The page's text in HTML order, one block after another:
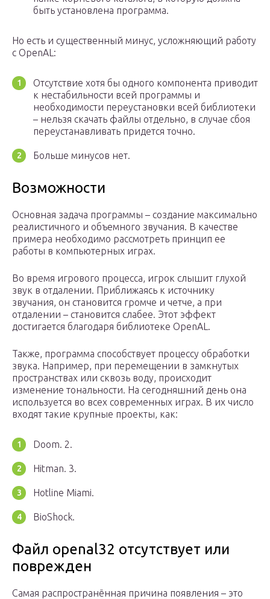
быть установлена программа.
Но есть и существенный минус, усложняющий работу
с OpenAL:
Отсутствие хотя бы одного компонента приводит
к нестабильности всей программы и
необходимости переустановки всей библиотеки
– нельзя скачать файлы отдельно, в случае сбоя
переустанавливать придется точно.
Больше минусов нет.
Возможности
Основная задача программы – создание максимально
реалистичного и объемного звучания. В качестве
примера необходимо рассмотреть принцип ее
работы в компьютерных играх.
Во время игрового процесса, игрок слышит глухой
звук в отдалении. Приближаясь к источнику
звучания, он становится громче и четче, а при
отдалении – становится слабее. Этот эффект
достигается благодаря библиотеке OpenAL.
Также, программа способствует процессу обработки
звука. Например, при перемещении в замкнутых
пространствах или сквозь воду, происходит
изменение тональности. На сегодняшний день она
используется во всех современных играх. В их число
входят такие крупные проекты, как:
Doom. 2.
Hitman. 3.
Hotline Miami.
BioShock.
Файл openal32 отсутствует или
поврежден
Самая распространённая причина появления – это